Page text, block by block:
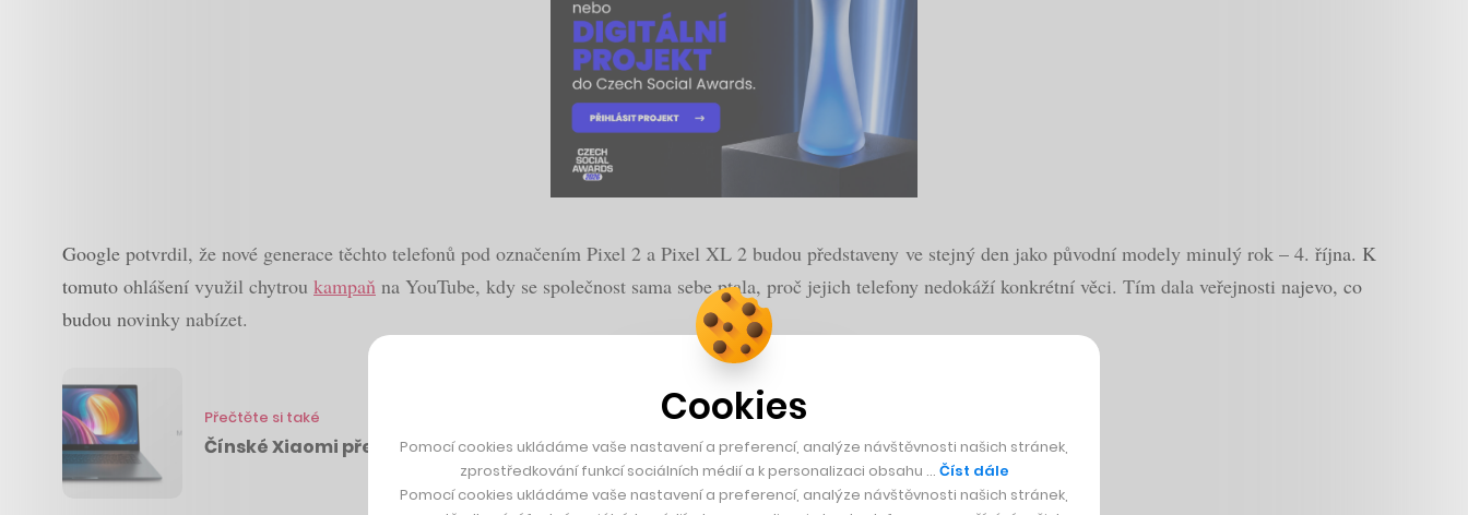
Google potvrdil, že nové generace těchto telefonů pod označením Pixel 2 a Pixel XL 2 budou představeny ve stejný den jako původní modely minulý rok – 4. října. K
tomuto ohlášení využil chytrou kampaň na YouTube, kdy se společnost sama sebe ptala, proč jejich telefony nedokáží konkrétní věci. Tím dala veřejnosti najevo, co
budou novinky nabízet.
Přečtěte si také
Čínské Xiaomi představilo kopii MacBooků Pro
Cookies
Pomocí cookies ukládáme vaše nastavení a preferencí, analýze návštěvnosti našich stránek,
zprostředkování funkcí sociálních médií a k personalizaci obsahu … Číst dále
Pomocí cookies ukládáme vaše nastavení a preferencí, analýze návštěvnosti našich stránek,